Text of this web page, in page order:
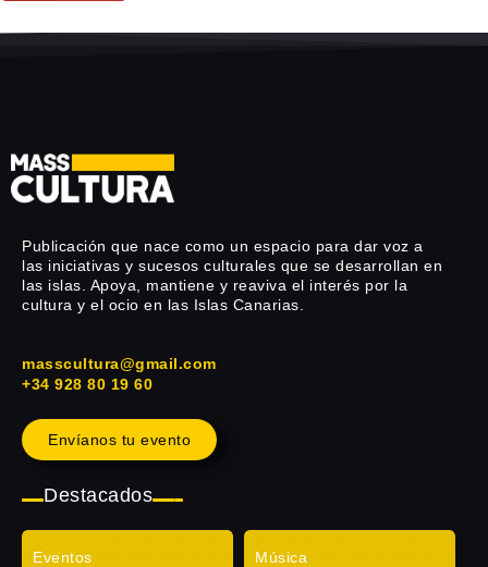
Publicación que nace como un espacio para dar voz a
las iniciativas y sucesos culturales que se desarrollan en
las islas. Apoya, mantiene y reaviva el interés por la
cultura y el ocio en las Islas Canarias.
masscultura@gmail.com
+34 928 80 19 60
Envíanos tu evento
Destacados
Eventos Música